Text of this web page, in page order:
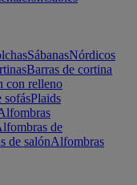
SábanasNórdicos
Barras de cortina
con relleno
sofásPlaids
de
de salónAlfombras